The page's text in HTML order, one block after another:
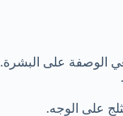
الوصفة على البشرة.
على الوجه.